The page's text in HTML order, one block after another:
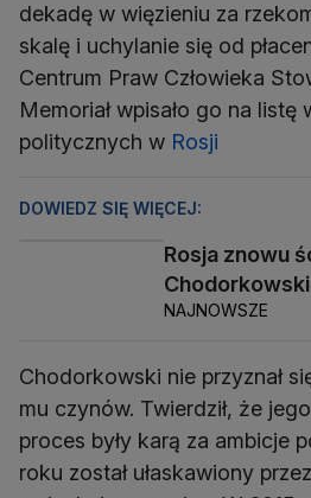
dekadę w więzieniu za
skalę i uchylanie się od
Centrum Praw Człowieka
Memoriał wpisało go na listę
politycznych w Rosji
DOWIEDZ SIĘ WIĘCEJ:
Rosja znowu
NAJNOWSZE
Chodorkowski nie przyznał
mu czynów. Twierdził, że
proces były karą za ambicje
roku został ułaskawiony